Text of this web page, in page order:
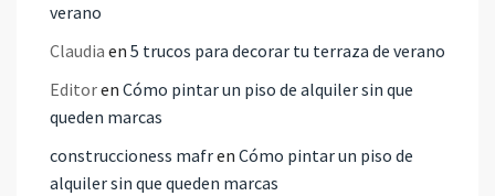
verano
Claudia en 5 trucos para decorar tu terraza de verano
Editoren Cómo pintar un piso de alquiler sin que
queden marcas
construccioness mafren Cómo pintar un piso de
alquiler sin que queden marcas